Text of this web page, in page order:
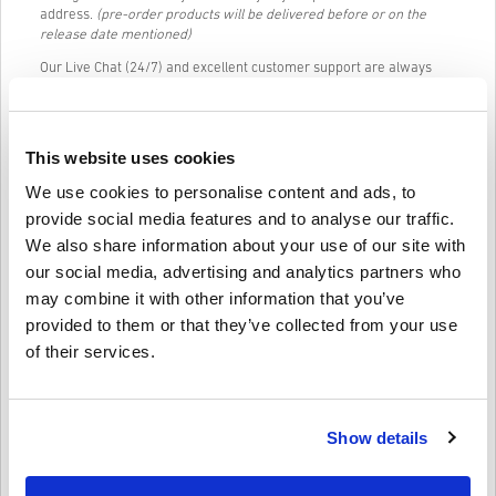
This website uses cookies
We use cookies to personalise content and ads, to
provide social media features and to analyse our traffic.
We also share information about your use of our site with
our social media, advertising and analytics partners who
may combine it with other information that you’ve
provided to them or that they’ve collected from your use
of their services.
Show details
address. (pre-order products will be delivered before or on the
release date mentioned)
Our Live Chat (24/7) and excellent customer support are always
AMAZON GIFT CARD 25 USD US code.
forms or surveys to fill out and only requires an email address and
AMAZON GIFT CARD 25 USD US for PC from livecards.net quick and
easy.
Informacije i upute
Novi na Livecards.net? Kupnja digitalnih kodova je brza i
Odricanje
ProizvodiPre-Orderbit će isporučeni prije ili na navedeni
prihvaćene.
4,54/5 13 Recenzije